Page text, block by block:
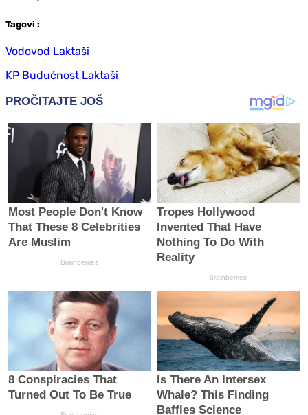
Tagovi :
Vodovod Laktaši
KP Budućnost Laktaši